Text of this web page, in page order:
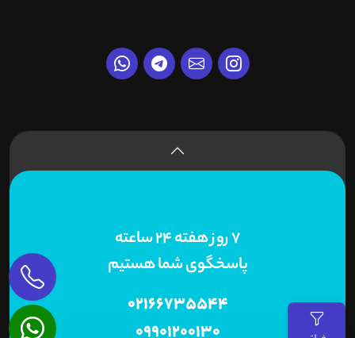
7 روز هفته 24 ساعته
پاسخگوی شما هستیم
02166735544